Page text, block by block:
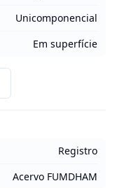
Unicomponencial
Em superfície
Registro
Acervo FUMDHAM